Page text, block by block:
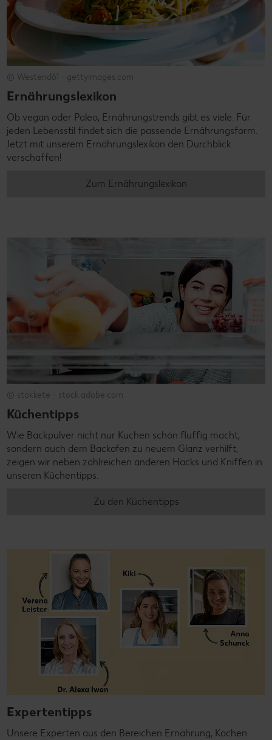
© Westend61 - gettyimages.com
Ernährungslexikon
Ob vegan oder Paleo, Ernährungstrends gibt es viele. Für
jeden Lebensstil findet sich die passende Ernährungsform.
Jetzt mit unserem Ernährungslexikon den Durchblick
verschaffen!
Zum Ernährungslexikon
© stokkete - stock.adobe.com
Küchentipps
Wie Backpulver nicht nur Kuchen schön fluffig macht,
sondern auch dem Backofen zu neuem Glanz verhilft,
zeigen wir neben zahlreichen anderen Hacks und Kniffen in
unseren Küchentipps.
Zu den Küchentipps
Expertentipps
Unsere Experten aus den Bereichen Ernährung, Kochen